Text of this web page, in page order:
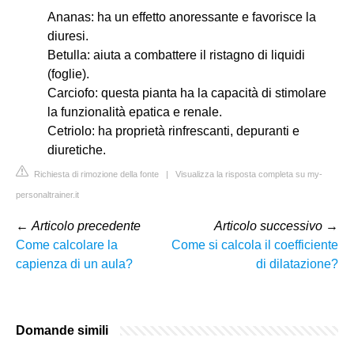
Ananas: ha un effetto anoressante e favorisce la
diuresi.
Betulla: aiuta a combattere il ristagno di liquidi
(foglie).
Carciofo: questa pianta ha la capacità di stimolare
la funzionalità epatica e renale.
Cetriolo: ha proprietà rinfrescanti, depuranti e
diuretiche.
Richiesta di rimozione della fonte | Visualizza la risposta completa su my-
personaltrainer.it
← Articolo precedente
Come calcolare la
capienza di un aula?
Articolo successivo →
Come si calcola il coefficiente
di dilatazione?
Domande simili